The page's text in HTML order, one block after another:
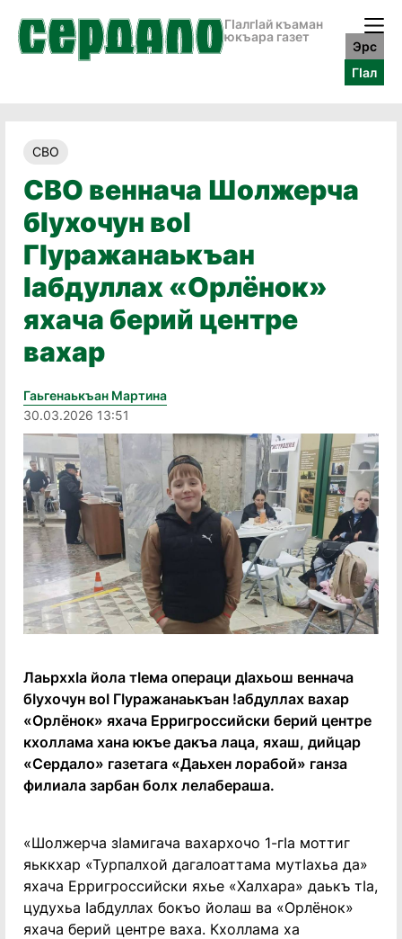
ГӀалгӀай къаман
юкъара газет
Эрс
ГӀал
СВО
СВО веннача Шолжерча
бӏухочун воӏ
Гӏуражанаькъан
ӏабдуллах «Орлёнок»
яхача берий центре
вахар
Гаьгенаькъан Мартина
30.03.2026 13:51
Лаьрххӏа йола тӏема операци дӏахьош веннача
бӏухочун воӏ Гӏуражанаькъан !абдуллах вахар
«Орлёнок» яхача Ерригроссийски берий центре
кхоллама хана юкъе дакъа лаца, яхаш, дийцар
«Сердало» газетага «Даьхен лорабой» ганза
филиала зарбан болх лелабераша.
«Шолжерча зӏамигача вахархочо 1-гӏа моттиг
яьккхар «Турпалхой дагалоаттама мутӏахьа да»
яхача Ерригроссийски яхье «Халхара» даькъ тӏа,
цудухьа ӏабдуллах бокъо йолаш ва «Орлёнок»
яхача берий центре ваха. Кхоллама ха